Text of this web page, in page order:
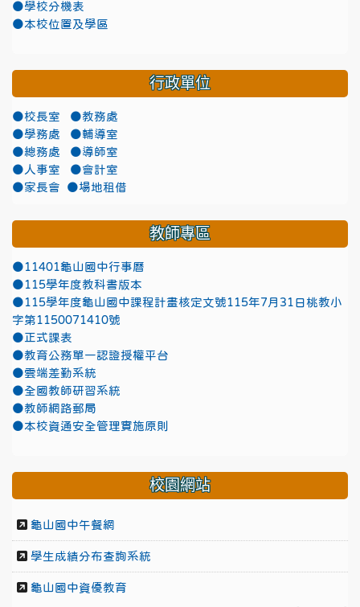
●學校分機表
●本校位置及學區
行政單位
●校長室
●教務處
●學務處
●輔導室
●總務處
●導師室
●人事室
●會計室
●家長會
●場地租借
教師專區
●11401龜山國中行事曆
●115學年度教科書版本
●115學年度龜山國中課程計畫核定文號115年7月31日桃教小
字第1150071410號
●正式課表
●教育公務單一認證授權平台
●雲端差勤系統
●全國教師研習系統
●教師網路郵局
●本校資通安全管理實施原則
校園網站
龜山國中午餐網
學生成績分布查詢系統
龜山國中資優教育